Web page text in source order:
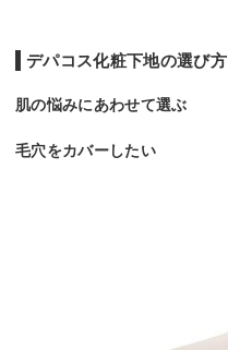
デパコス化粧下地の選び方
肌の悩みにあわせて選ぶ
毛穴をカバーしたい